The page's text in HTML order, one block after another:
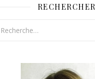
RECHERCHER